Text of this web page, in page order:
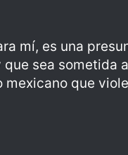
mí, es una
que sea sometida
mexicano que